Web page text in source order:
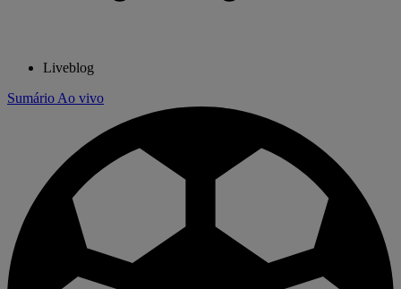
Liveblog
Sumário Ao vivo